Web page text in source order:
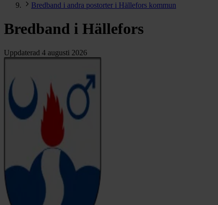
Bredband i andra postorter i Hällefors kommun
Bredband i Hällefors
Uppdaterad 4 augusti 2026